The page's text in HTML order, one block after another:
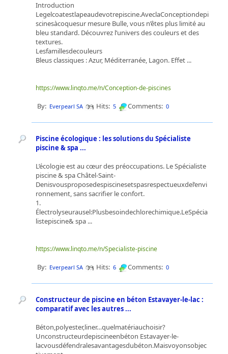
Introduction
Legelcoatestlapeaudevotrepiscine.AveclaConceptiondepi
scinesàcoquesur mesure Bulle, vous n’êtes plus limité au
bleu standard. Découvrez l’univers des couleurs et des
textures.
Lesfamillesdecouleurs
Bleus classiques : Azur, Méditerranée, Lagon. Effet ...
https://www.linqto.me/n/Conception-de-piscines
By: Everpearl SA Hits: 5 Comments: 0
Piscine écologique : les solutions du Spécialiste
piscine & spa ...
L’écologie est au cœur des préoccupations. Le Spécialiste
piscine & spa Châtel-Saint-
Denisvousproposedespiscinesetspasrespectueuxdel’envi
ronnement, sans sacrifier le confort.
1.
Électrolyseurausel:Plusbesoindechlorechimique.LeSpécia
listepiscine& spa ...
https://www.linqto.me/n/Specialiste-piscine
By: Everpearl SA Hits: 6 Comments: 0
Constructeur de piscine en béton Estavayer-le-lac :
comparatif avec les autres ...
Béton,polyester,liner…quelmatériauchoisir?
Unconstructeurdepiscineenbéton Estavayer-le-
lacvousdéfendralesavantagesdubéton.Maisvoyonsobjec